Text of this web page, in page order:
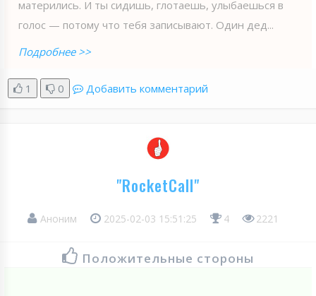
матерились. И ты сидишь, глотаешь, улыбаешься в
голос — потому что тебя записывают. Один дед...
Подробнее >>
1 0 Добавить комментарий
"RocketCall"
Аноним 2025-02-03 15:51:25 4 2221
Положительные стороны